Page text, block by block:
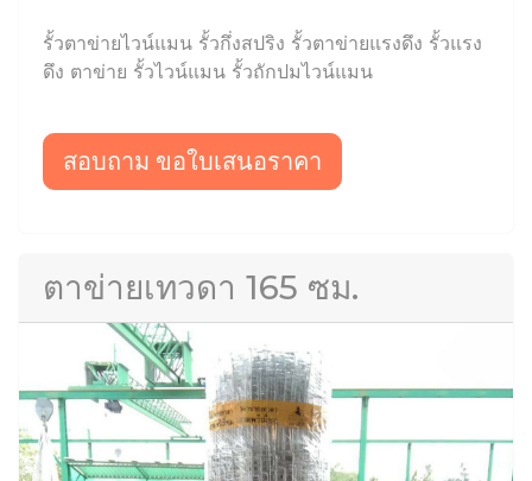
รั้วตาข่ายไวน์แมน รั้วกึ่งสปริง รั้วตาข่ายแรงดึง รั้วแรง
ดึง ตาข่าย รั้วไวน์แมน รั้วถักปมไวน์แมน
สอบถาม ขอใบเสนอราคา
ตาข่ายเทวดา 165 ซม.